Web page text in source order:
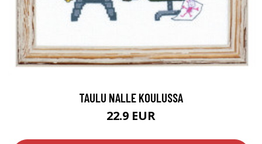
TAULU NALLE KOULUSSA
22.9 EUR